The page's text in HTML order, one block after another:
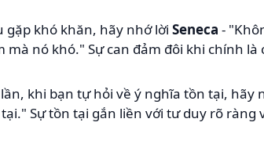
gặp khó khăn, hãy nhớ lời Seneca -
mà nó khó." Sự can đảm đôi khi chính
khi bạn tự hỏi về ý nghĩa tồn tại, hãy
Sự tồn tại gắn liền với tư duy rõ ràng